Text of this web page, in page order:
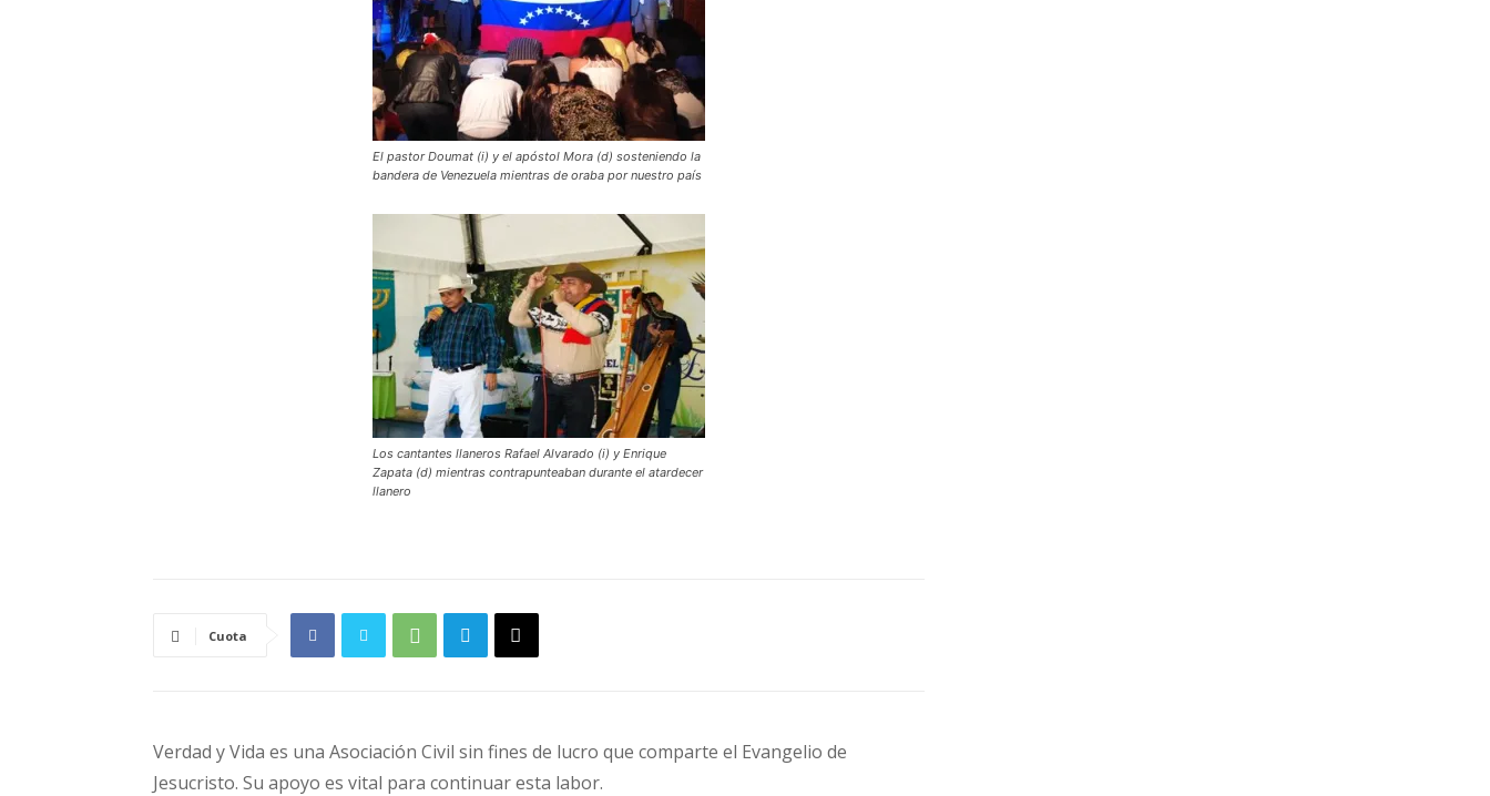
El pastor Doumat (i) y el apóstol Mora (d) sosteniendo la
bandera de Venezuela mientras de oraba por nuestro país
Los cantantes llaneros Rafael Alvarado (i) y Enrique
Zapata (d) mientras contrapunteaban durante el atardecer
llanero
Cuota
Verdad y Vida es una Asociación Civil sin fines de lucro que comparte el Evangelio de
Jesucristo. Su apoyo es vital para continuar esta labor.